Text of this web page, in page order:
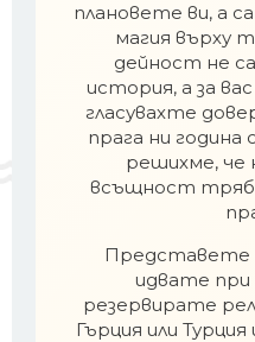
плановете ви, а
магия върху
дейност не
история, а за
гласувахте
прага ни година
решихме, че
всъщност
Представете
идвате при
резервирате
Гърция или